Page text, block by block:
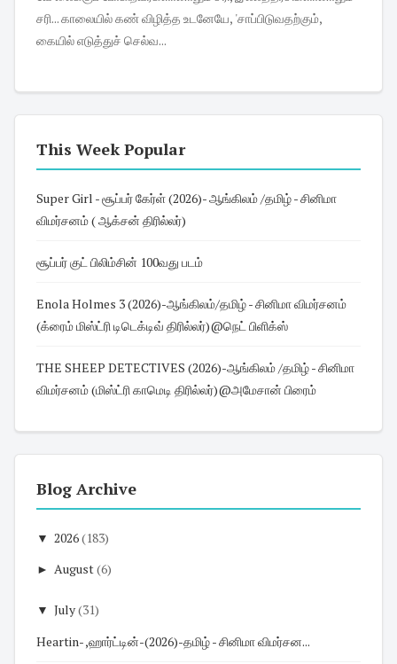
சரி... காலையில் கண் விழித்த உடனேயே, 'சாப்பிடுவதற்கும்,
கையில் எடுத்துச் செல்வ...
This Week Popular
Super Girl - சூப்பர் கேர்ள் (2026)- ஆங்கிலம் /தமிழ் - சினிமா
விமர்சனம் ( ஆக்சன் திரில்லர்)
சூப்பர் குட் பிலிம்சின் 100வது படம்
Enola Holmes 3 (2026)-ஆங்கிலம்/தமிழ் - சினிமா விமர்சனம்
(க்ரைம் மிஸ்ட்ரி டிடெக்டிவ் திரில்லர்)@நெட் பிளிக்ஸ்
THE SHEEP DETECTIVES (2026)-ஆங்கிலம் /தமிழ் - சினிமா
விமர்சனம் (மிஸ்ட்ரி காமெடி திரில்லர்)@அமேசான் பிரைம்
Blog Archive
▼ 2026(183)
► August(6)
▼ July(31)
Heartin- ,ஹார்ட்டின்-(2026)-தமிழ் - சினிமா விமர்சன...